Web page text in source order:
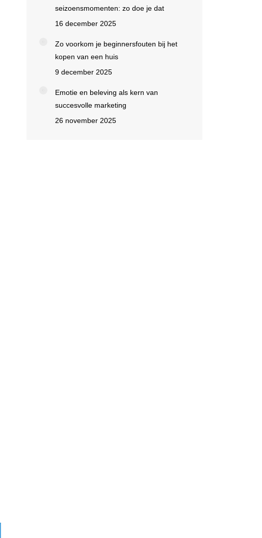
seizoensmomenten: zo doe je dat
16 december 2025
Zo voorkom je beginnersfouten bij het
kopen van een huis
9 december 2025
Emotie en beleving als kern van
succesvolle marketing
26 november 2025